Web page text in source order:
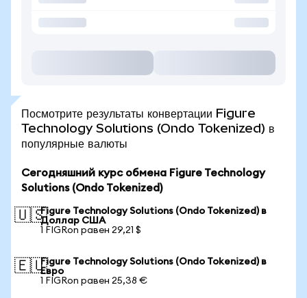
Посмотрите результаты конвертации Figure
Technology Solutions (Ondo Tokenized) в
популярные валюты
Сегодняшний курс обмена Figure Technology
Solutions (Ondo Tokenized)
🇺🇸Figure Technology Solutions (Ondo Tokenized) в
Доллар США
1 FIGRon равен 29,21 $
🇪🇺Figure Technology Solutions (Ondo Tokenized) в
Евро
1 FIGRon равен 25,38 €